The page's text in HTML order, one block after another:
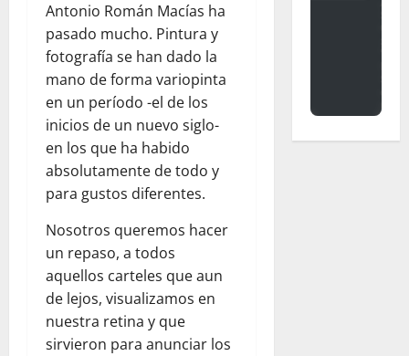
Antonio Román Macías ha
pasado mucho. Pintura y
fotografía se han dado la
mano de forma variopinta
en un período -el de los
inicios de un nuevo siglo-
en los que ha habido
absolutamente de todo y
para gustos diferentes.
Nosotros queremos hacer
un repaso, a todos
aquellos carteles que aun
de lejos, visualizamos en
nuestra retina y que
sirvieron para anunciar los